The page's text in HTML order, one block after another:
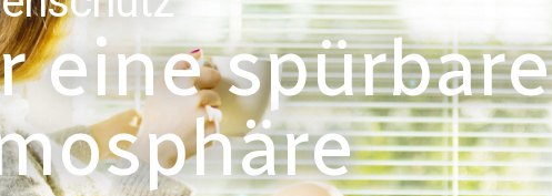
eine spürbare